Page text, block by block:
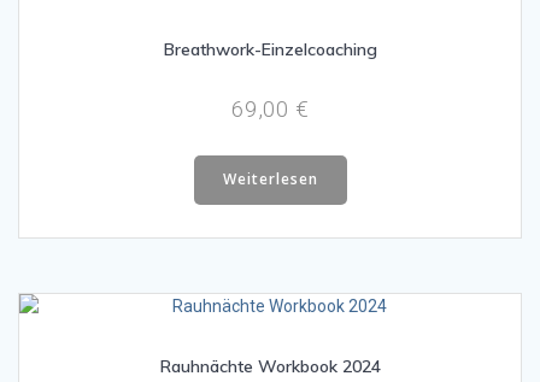
Breathwork-Einzelcoaching
69,00 €
Weiterlesen
Rauhnächte Workbook 2024